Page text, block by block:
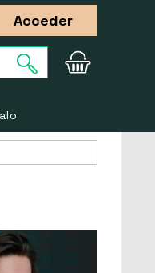
Acceder